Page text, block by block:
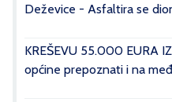
Deževice - Asfaltira se
KREŠEVU 55.000 EURA
općine prepoznati i na